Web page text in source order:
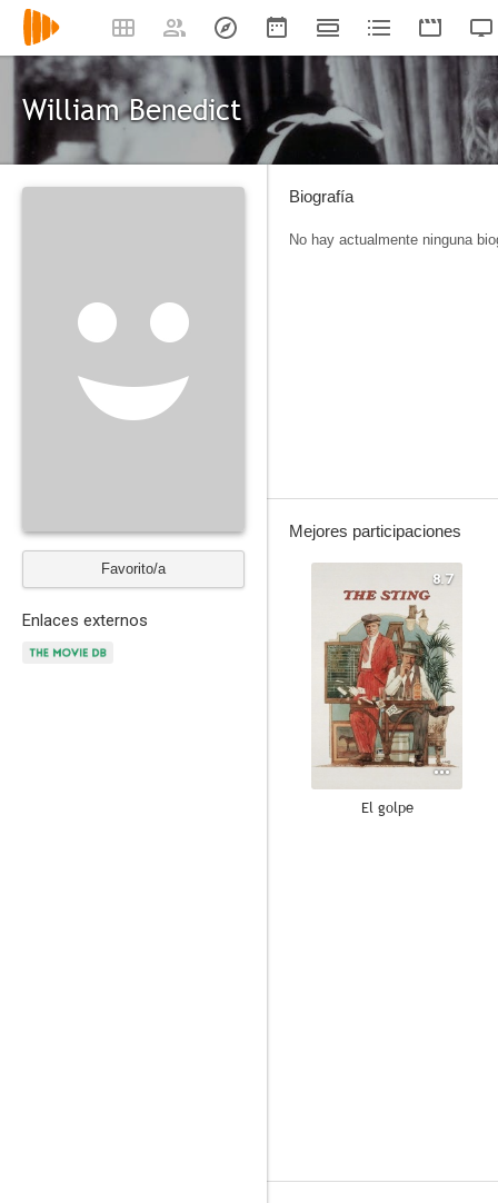
William Benedict
Favorito/a
Enlaces externos
Biografía
No hay actualmente ninguna
Mejores participaciones
8.7
El golpe